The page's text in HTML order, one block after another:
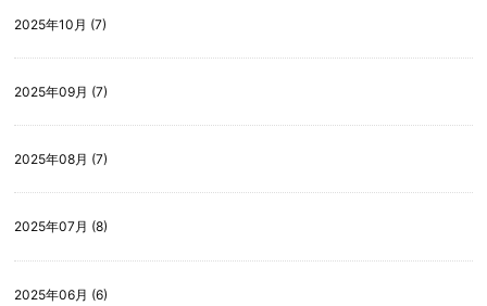
2025年10月 (7)
2025年09月 (7)
2025年08月 (7)
2025年07月 (8)
2025年06月 (6)